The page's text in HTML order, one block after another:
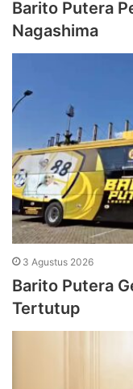
Barito Putera
Nagashima
3 Agustus 2026
Barito Putera
Tertutup